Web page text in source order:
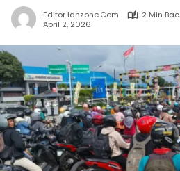
Editor Idnzone.com
2 Min
April 2, 2026